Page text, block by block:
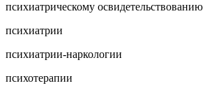
психиатрическому освидетельствованию
психиатрии
психиатрии-наркологии
психотерапии